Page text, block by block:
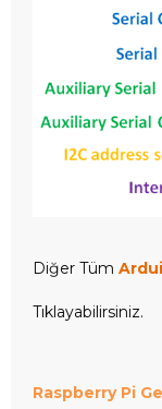
Diğer Tüm
Tıklayabilirsiniz.
Raspberry Pi